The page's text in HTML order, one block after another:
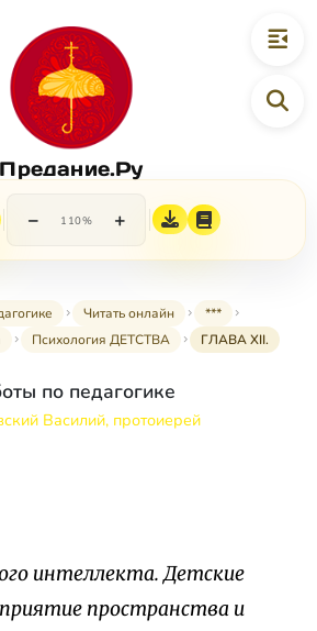
Предание.Ру
− 110% +
Читать онлайн
***
Психология ДЕТСТВА ГЛАВА XII.
по педагогике
Василий, протоиерей
интеллекта. Детские
пространства и